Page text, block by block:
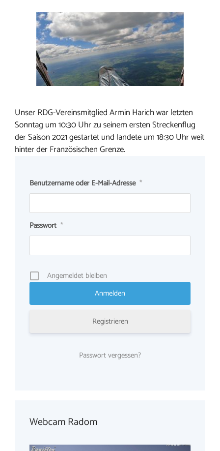
Unser RDG-Vereinsmitglied Armin Harich war letzten
Sonntag um 10:30 Uhr zu seinem ersten Streckenflug
der Saison 2021 gestartet und landete um 18:30 Uhr weit
hinter der Französischen Grenze.
Benutzername oder E-Mail-Adresse *
Passwort *
Angemeldet bleiben
Registrieren
Passwort vergessen?
Webcam Radom